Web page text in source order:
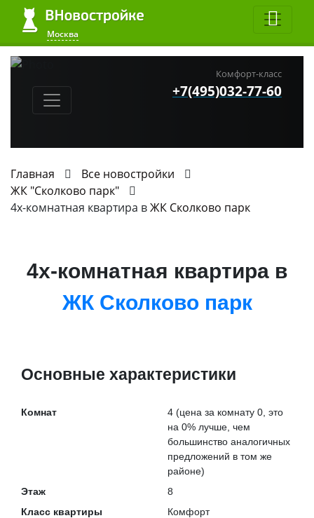
Москва
Комфорт-класс
+7(495)032-77-60
Главная
Все новостройки
ЖК "Сколково парк"
4х-комнатная квартира вЖК Сколково парк
4х-комнатная квартира в
ЖК Сколково парк
Основные характеристики
Комнат 4 (цена за комнату 0, это
на 0% лучше , чем
большинство аналогичных
предложений в том же
районе)
Этаж
8
Класс квартиры
Комфорт